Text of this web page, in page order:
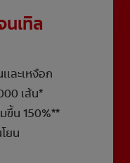
นเทิล
เละเหงือก
เส้น*
ขึ้น 150%**
ยน